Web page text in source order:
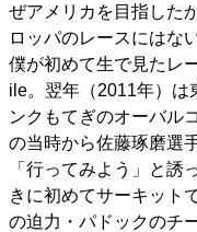
ぜアメリカを目指した
ロッパのレースにはな
僕が初めて生で見たレ
ile。翌年（2011年）は
ンクもてぎのオーバル
の当時から佐藤琢磨選
「行ってみよう」と誘
きに初めてサーキット
の迫力・パドックのチ